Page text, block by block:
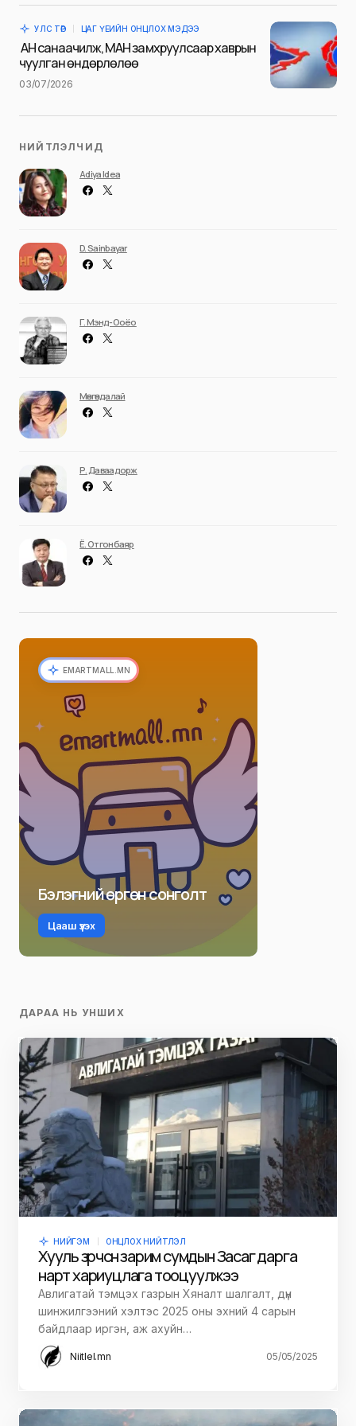
time I comment.
Илгээх
УЛС ТӨР ЦАГ ҮЕИЙН ОНЦЛОХ МЭДЭЭ
АН санаачилж, МАН замхруулсаар хаврын
чуулган өндөрлөлөө
03/07/2026
НИЙТЛЭЛЧИД
Adiya Idea
D. Sainbayar
Г. Мэнд-Ооёо
Мөнгөндалай
Р. Даваадорж
Ё. Отгонбаяр
EMARTMALL.MN
Бэлэгний өргөн сонголт
Цааш үзэх
ДАРАА НЬ УНШИХ
НИЙГЭМ ОНЦЛОХ НИЙТЛЭЛ
Хууль зөрчсөн зарим сумдын Засаг дарга
нарт хариуцлага тооцуулжээ
Авлигатай тэмцэх газрын Хяналт шалгалт, дүн
шинжилгээний хэлтэс 2025 оны эхний 4 сарын
байдлаар иргэн, аж ахуйн…
Niitlel.mn 05/05/2025